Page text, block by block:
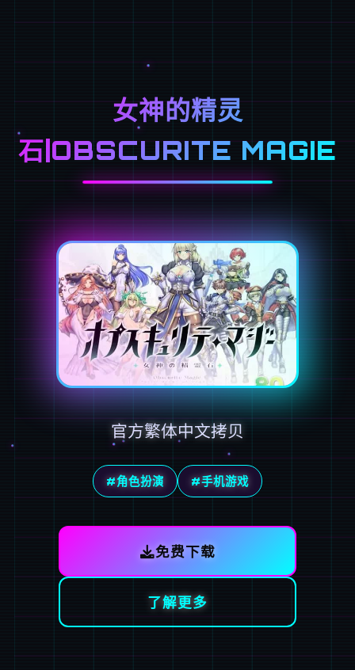
女神的精灵
石|OBSCURITE MAGIE
官方繁体中文拷贝
#角色扮演 #手机游戏
免费下载
了解更多